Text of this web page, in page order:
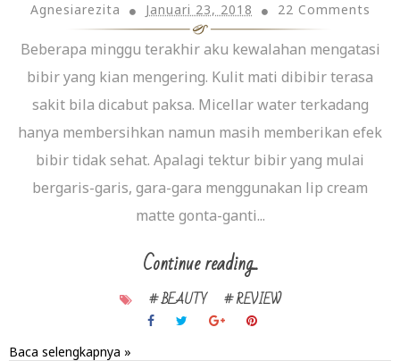
Agnesiarezita Januari 23, 2018 22 Comments
Beberapa minggu terakhir aku kewalahan mengatasi
bibir yang kian mengering. Kulit mati dibibir terasa
sakit bila dicabut paksa. Micellar water terkadang
hanya membersihkan namun masih memberikan efek
bibir tidak sehat. Apalagi tektur bibir yang mulai
bergaris-garis, gara-gara menggunakan lip cream
matte gonta-ganti...
Continue reading...
# BEAUTY # REVIEW
Baca selengkapnya »